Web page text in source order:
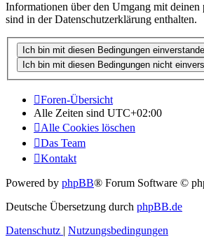
Informationen über den Umgang mit deinen
sind in der Datenschutzerklärung enthalten.
Foren-Übersicht
Alle Zeiten sind UTC+02:00
Alle Cookies löschen
Das Team
Kontakt
Powered by phpBB® Forum Software ©
Deutsche Übersetzung durch phpBB.de
Datenschutz | Nutzungsbedingungen